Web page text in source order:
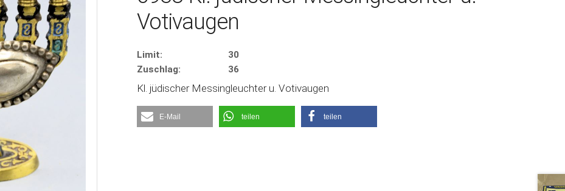
Votivaugen
Limit:
30
Zuschlag:
36
Kl. jüdischer Messingleuchter u. Votivaugen
E-Mail teilen teilen